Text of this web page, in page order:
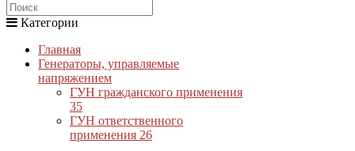
Категории
Главная
Генераторы, управляемые
напряжением
ГУН гражданского применения
35
ГУН ответственного
применения 26